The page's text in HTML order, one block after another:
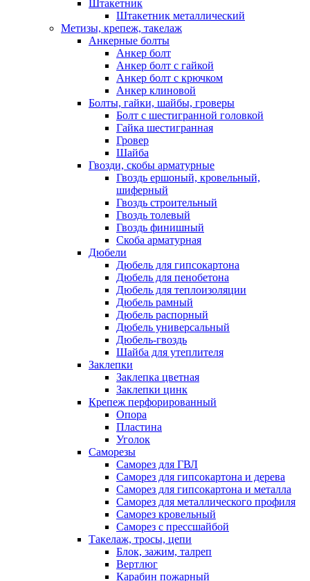
Штакетник
Штакетник металлический
Метизы, крепеж, такелаж
Анкерные болты
Анкер болт
Анкер болт с гайкой
Анкер болт с крючком
Анкер клиновой
Болты, гайки, шайбы, гроверы
Болт c шестигранной головкой
Гайка шестигранная
Гровер
Шайба
Гвозди, скобы арматурные
Гвоздь ершоный, кровельный,
шиферный
Гвоздь строительный
Гвоздь толевый
Гвоздь финишный
Скоба арматурная
Дюбели
Дюбель для гипсокартона
Дюбель для пенобетона
Дюбель для теплоизоляции
Дюбель рамный
Дюбель распорный
Дюбель универсальный
Дюбель-гвоздь
Шайба для утеплителя
Заклепки
Заклепка цветная
Заклепки цинк
Крепеж перфорированный
Опора
Пластина
Уголок
Саморезы
Саморез для ГВЛ
Саморез для гипсокартона и дерева
Саморез для гипсокартона и металла
Саморез для металлического профиля
Саморез кровельный
Саморез с прессшайбой
Такелаж, тросы, цепи
Блок, зажим, талреп
Вертлюг
Карабин пожарный